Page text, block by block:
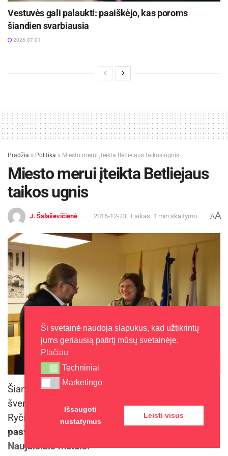
Vestuvės gali palaukti: paaiškėjo, kas poroms
šiandien svarbiausia
2026-07-01
Pradžia » Politika » Miesto merui įteikta Betliejaus taikos ugnis
Miesto merui įteikta Betliejaus
taikos ugnis
J. Šalaševičienė 2016-12-23 Laikas: 1 min skaitymo AA
Šiandien tradiciškai, prieš didžiąsias metų
šventes, Panevėžio krašto skautai miesto merui
Ryčiui Račkauskui įteikė
Betliejaus taikos ugnį ir
pasveikino su artėjančiomis Šv. Kalėdomis ir
Naujaisiais metais.
Ši svetainė naudoja slapukus, kad užtikrintų
jums geriausią patirtį mūsų svetainėje.
Plačiau
Techniniai
Techniniai
Marketingo
Marketingo
Išsaugoti
nustatymus
Leisti visus